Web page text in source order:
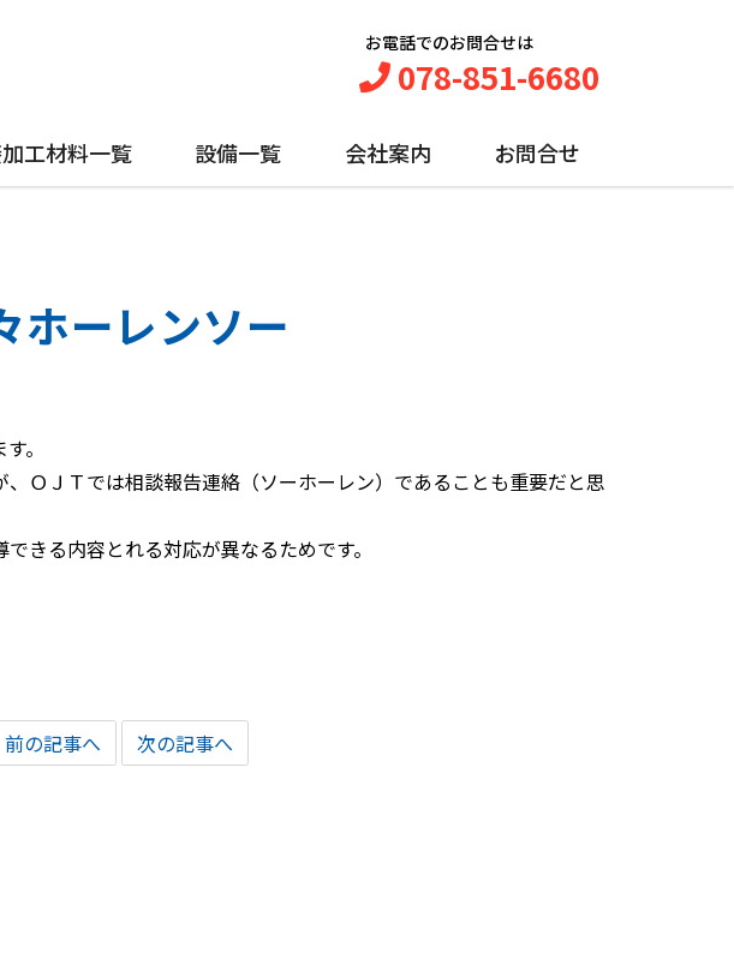
お電話でのお問合せは
078-851-6680
工材料一覧 設備一覧 会社案内 お問合せ
ホーレンソー
。
ＯＪＴでは相談報告連絡（ソーホーレン）であることも重要だと思
きる内容とれる対応が異なるためです。
前の記事へ 次の記事へ